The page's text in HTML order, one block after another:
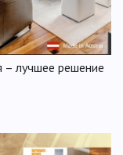
– лучшее решение